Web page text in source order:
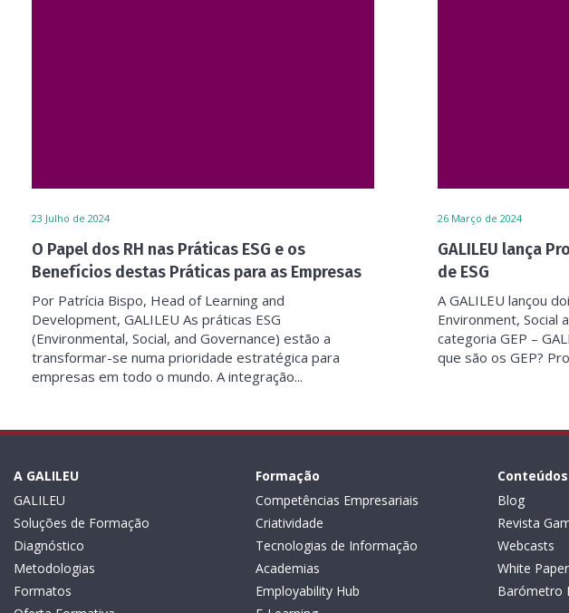
23 Julho de 2024
O Papel dos RH nas Práticas ESG e os
Benefícios destas Práticas para as Empresas
Por Patrícia Bispo, Head of Learning and
Development, GALILEU As práticas ESG
(Environmental, Social, and Governance) estão a
transformar-se numa prioridade estratégica para
empresas em todo o mundo. A integração...
26 Março de 2024
GALILEU lança
de ESG
A GALILEU lançou
Environment, Social
categoria GEP –
que são os GEP?
A GALILEU
GALILEU
Soluções de Formação
Diagnóstico
Metodologias
Formatos
Formação
Competências Empresariais
Criatividade
Tecnologias de Informação
Academias
Employability Hub
Conteúdos
Blog
Revista
Webcasts
White
Barómetro